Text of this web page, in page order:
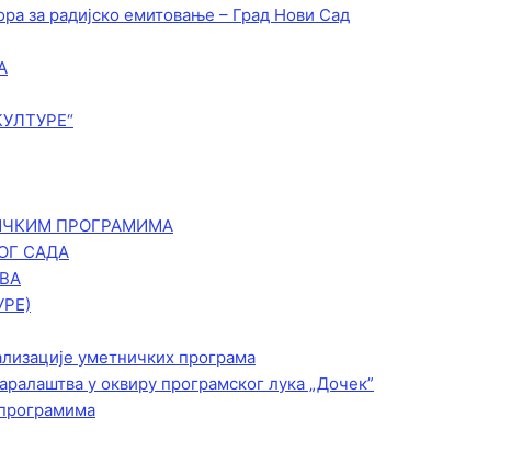
за радијско емитовање – Град Нови Сад
ПРОГРАМИМА
САДА
уметничких програма
у оквиру програмског лука „Дочек”